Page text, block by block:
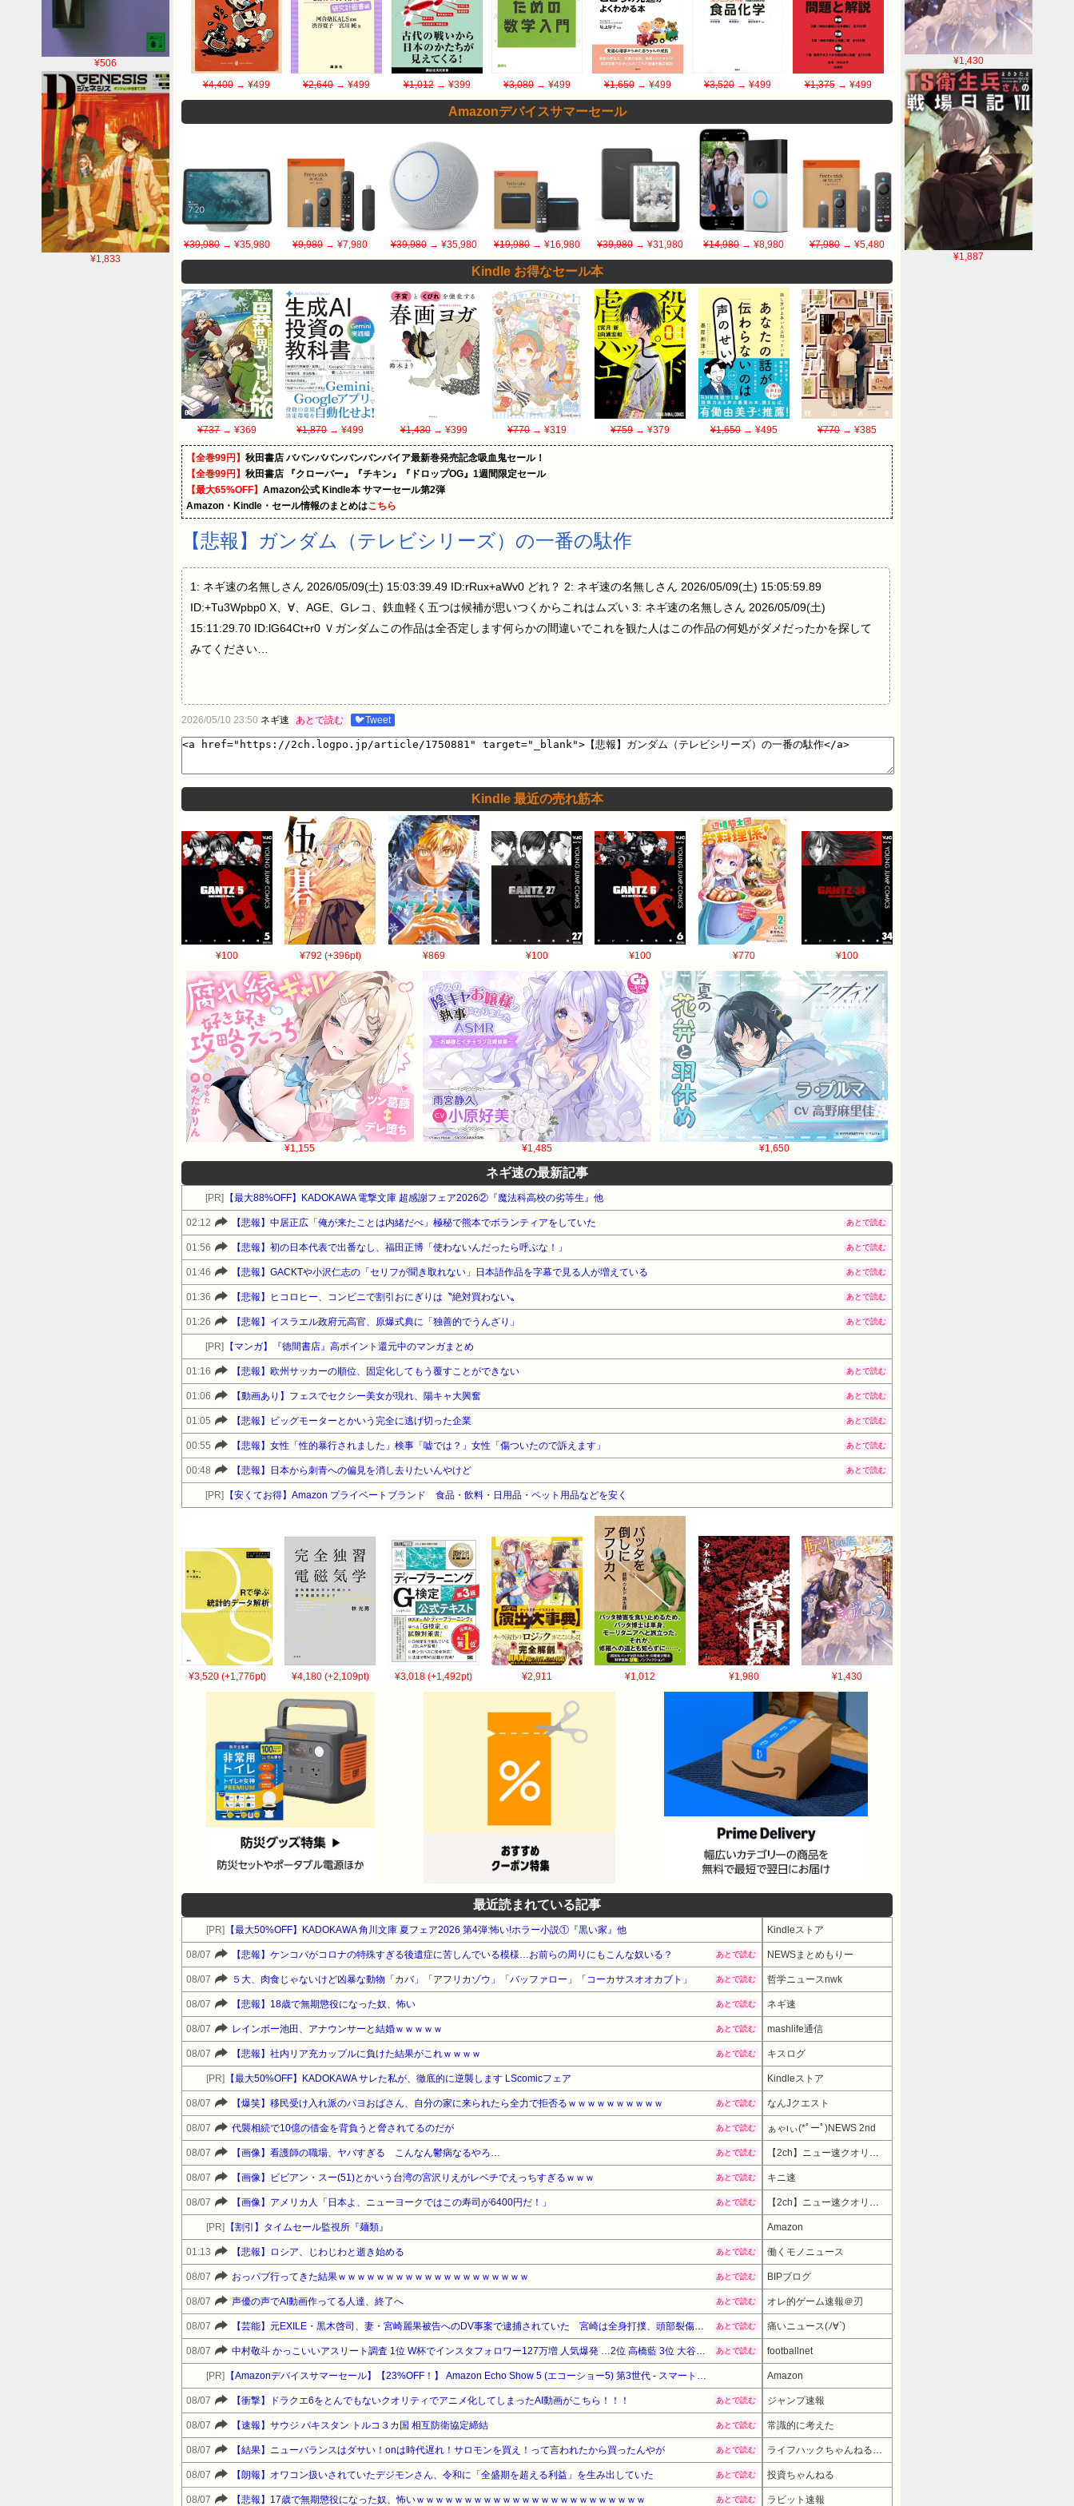
¥1,430
¥1,887
¥506
¥1,833
¥4,400→ ¥499 ¥2,640 → ¥499 ¥1,012→ ¥399 ¥3,080 → ¥499 ¥1,650→ ¥499 ¥3,520 → ¥499 ¥1,375→ ¥499
Amazonデバイスサマーセール
¥39,980 → ¥35,980 ¥9,980→ ¥7,980 ¥39,980→ ¥35,980 ¥19,980→ ¥16,980 ¥39,980→ ¥31,980 ¥14,980→ ¥8,980 ¥7,980→ ¥5,480
Kindle お得なセール本
¥737 → ¥369 ¥1,870→ ¥499 ¥1,430→ ¥399 ¥770→ ¥319 ¥759→ ¥379 ¥1,650→ ¥495 ¥770→ ¥385
【全巻99円】 秋田書店 ババンババンバンバンパイア最新巻発売記念吸血鬼セール！
【全巻99円】 秋田書店 『クローバー』『チキン』『ドロップOG』1週間限定セール
【最大65%OFF】 Amazon公式 Kindle本 サマーセール第2弾
Amazon・Kindle・セール情報のまとめはこちら
【悲報】ガンダム（テレビシリーズ）の一番の駄作
1: ネギ速の名無しさん 2026/05/09(土) 15:03:39.49 ID:rRux+aWv0 どれ？ 2: ネギ速の名無しさん 2026/05/09(土) 15:05:59.89
ID:+Tu3Wpbp0 X、∀、AGE、Gレコ、鉄血軽く五つは候補が思いつくからこれはムズい 3: ネギ速の名無しさん 2026/05/09(土)
15:11:29.70 ID:lG64Ct+r0 Ｖガンダムこの作品は全否定します何らかの間違いでこれを観た人はこの作品の何処がダメだったかを探して
みてください…
2026/05/10 23:50 ネギ速 あとで読む 🐦Tweet
Kindle 最近の売れ筋本
¥100 ¥792 (+396pt) ¥869 ¥100 ¥100 ¥770 ¥100
¥1,155 ¥1,485 ¥1,650
ネギ速の最新記事
[PR] 【最大88%OFF】KADOKAWA 電撃文庫 超感謝フェア2026②『魔法科高校の劣等生』他
02:12 【悲報】中居正広「俺が来たことは内緒だべ」極秘で熊本でボランティアをしていた あとで読む
01:56 【悲報】初の日本代表で出番なし、福田正博「使わないんだったら呼ぶな！」 あとで読む
01:46 【悲報】GACKTや小沢仁志の「セリフが聞き取れない」日本語作品を字幕で見る人が増えている あとで読む
01:36 【悲報】ヒコロヒー、コンビニで割引おにぎりは〝絶対買わない〟 あとで読む
01:26 【悲報】イスラエル政府元高官、原爆式典に「独善的でうんざり」 あとで読む
[PR] 【マンガ】『徳間書店』高ポイント還元中のマンガまとめ
01:16 【悲報】欧州サッカーの順位、固定化してもう覆すことができない あとで読む
01:06 【動画あり】フェスでセクシー美女が現れ、陽キャ大興奮 あとで読む
01:05 【悲報】ビッグモーターとかいう完全に逃げ切った企業 あとで読む
00:55 【悲報】女性「性的暴行されました」検事「嘘では？」女性「傷ついたので訴えます」 あとで読む
00:48 【悲報】日本から刺青への偏見を消し去りたいんやけど あとで読む
[PR] 【安くてお得】Amazon プライベートブランド 食品・飲料・日用品・ペット用品などを安く
¥3,520 (+1,776pt) ¥4,180 (+2,109pt) ¥3,018 (+1,492pt) ¥2,911 ¥1,012 ¥1,980 ¥1,430
最近読まれている記事
[PR] 【最大50%OFF】KADOKAWA 角川文庫 夏フェア2026 第4弾:怖い!ホラー小説①『黒い家』他 Kindleストア
08/07 【悲報】ケンコバがコロナの特殊すぎる後遺症に苦しんでいる模様…お前らの周りにもこんな奴いる？ あとで読む NEWSまとめもりー
08/07 ５大、肉食じゃないけど凶暴な動物「カバ」「アフリカゾウ」「バッファロー」「コーカサスオオカブト」 あとで読む 哲学ニュースnwk
08/07 【悲報】18歳で無期懲役になった奴、怖い あとで読む ネギ速
08/07 レインボー池田、アナウンサーと結婚ｗｗｗｗｗ あとで読む mashlife通信
08/07 【悲報】社内リア充カップルに負けた結果がこれｗｗｗｗ あとで読む キスログ
[PR] 【最大50%OFF】KADOKAWA サレた私が、徹底的に逆襲します LScomicフェア Kindleストア
08/07 【爆笑】移民受け入れ派のパヨおばさん、自分の家に来られたら全力で拒否るｗｗｗｗｗｗｗｗｗｗ あとで読む なんJクエスト
08/07 代襲相続で10億の借金を背負うと脅されてるのだが あとで読む ぁゃιぃ(*ﾟーﾟ)NEWS 2nd
08/07 【画像】看護師の職場、ヤバすぎる こんなん鬱病なるやろ… あとで読む 【2ch】ニュー速クオリティ
08/07 【画像】ビビアン・スー(51)とかいう台湾の宮沢りえがレベチでえっちすぎるｗｗｗ あとで読む キニ速
08/07 【画像】アメリカ人「日本よ、ニューヨークではこの寿司が6400円だ！」 あとで読む 【2ch】ニュー速クオリティ
[PR] 【割引】タイムセール監視所『麺類』 Amazon
01:13 【悲報】ロシア、じわじわと逝き始める あとで読む 働くモノニュース
08/07 おっパブ行ってきた結果ｗｗｗｗｗｗｗｗｗｗｗｗｗｗｗｗｗｗｗｗ あとで読む BIPブログ
08/07 声優の声でAI動画作ってる人達、終了へ あとで読む オレ的ゲーム速報＠刃
08/07 【芸能】元EXILE・黒木啓司、妻・宮崎麗果被告へのDV事案で逮捕されていた 宮崎は全身打撲、頭部裂傷及び打撲、頸部損傷の怪我 あとで読む 痛いニュース(ﾉ∀`)
08/07 中村敬斗 かっこいいアスリート調査 1位 W杯でインスタフォロワー127万増 人気爆発 …2位 高橋藍 3位 大谷翔平 あとで読む footballnet
[PR] 【Amazonデバイスサマーセール】【23%OFF！】 Amazon Echo Show 5 (エコーショー5) 第3世代 - スマートディスプレイ with Alexa、2メガピクセルカメラ付き、チャコール Amazon
08/07 【衝撃】ドラクエ6をとんでもないクオリティでアニメ化してしまったAI動画がこちら！！！ あとで読む ジャンプ速報
08/07 【速報】サウジ パキスタン トルコ３カ国 相互防衛協定締結 あとで読む 常識的に考えた
08/07 【結果】ニューバランスはダサい！onは時代遅れ！サロモンを買え！って言われたから買ったんやが あとで読む ライフハックちゃんねる弐式
08/07 【朗報】オワコン扱いされていたデジモンさん、令和に「全盛期を超える利益」を生み出していた あとで読む 投資ちゃんねる
08/07 【悲報】17歳で無期懲役になった奴、怖いｗｗｗｗｗｗｗｗｗｗｗｗｗｗｗｗｗｗｗｗｗｗｗｗ あとで読む ラビット速報